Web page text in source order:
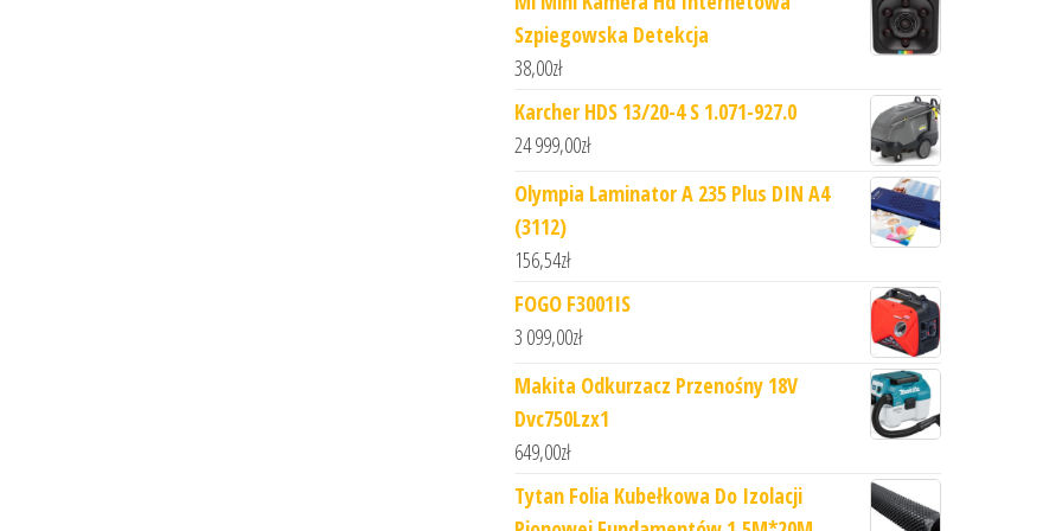
Szpiegowska Detekcja
38,00zł
Karcher HDS 13/20-4 S 1.071-927.0
24 999,00zł
Olympia Laminator A 235 Plus DIN A4
(3112)
156,54zł
FOGO F3001IS
3 099,00zł
Makita Odkurzacz Przenośny 18V
Dvc750Lzx1
649,00zł
Tytan Folia Kubełkowa Do Izolacji